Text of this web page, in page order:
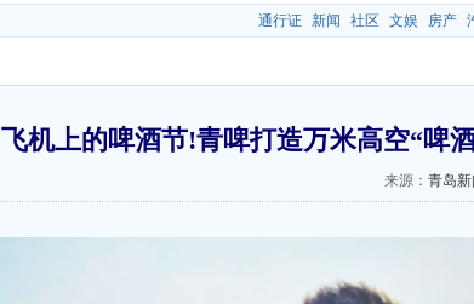
通行证 新闻 社区 文娱 房产
飞机上的啤酒节!青啤打造万米高空“啤
来源： 青岛新